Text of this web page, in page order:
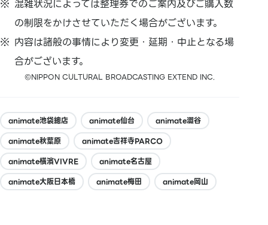
混雑状況によっては整理券でのご案内及びご購入数
の制限をかけさせていただく場合がございます。
内容は諸般の事情により変更・延期・中止となる場
合がございます。
©NIPPON CULTURAL BROADCASTING EXTEND INC.
animate池袋總店 animate仙台
animate澀谷
animate秋葉原
animate吉祥寺PARCO
animate橫濱VIVRE
animate名古屋
animate大阪日本橋
animate梅田 animate岡山